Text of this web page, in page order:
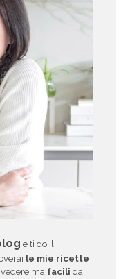
e ti do il
le mie ricette
vedere ma facili da